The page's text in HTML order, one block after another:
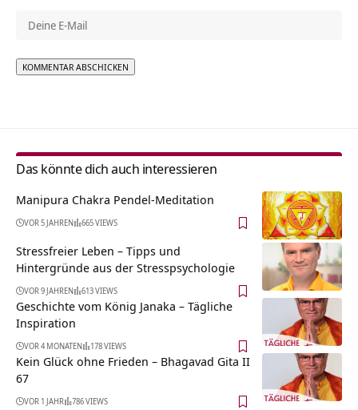
Das könnte dich auch interessieren
Manipura Chakra Pendel-Meditation
VOR 5 JAHREN 665 VIEWS
Stressfreier Leben – Tipps und
Hintergründe aus der Stresspsychologie
VOR 9 JAHREN 613 VIEWS
Geschichte vom König Janaka – Tägliche
Inspiration
VOR 4 MONATEN 178 VIEWS
Kein Glück ohne Frieden – Bhagavad Gita II
67
VOR 1 JAHR 786 VIEWS